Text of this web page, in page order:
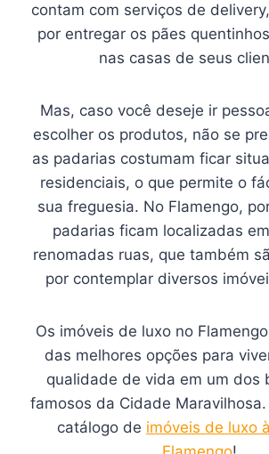
contam com serviços de
por entregar os pães
nas casas de seus
Mas, caso você deseje ir
escolher os produtos, não se
as padarias costumam ficar
residenciais, o que permite o
sua freguesia. No Flamengo,
padarias ficam localizadas
renomadas ruas, que também
por contemplar diversos
Os imóveis de luxo no
das melhores opções para
qualidade de vida em um dos
famosos da Cidade
catálogo de imóveis de luxo